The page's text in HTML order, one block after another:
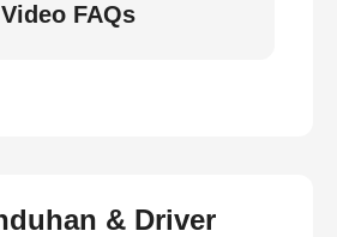
Video FAQs
& Driver